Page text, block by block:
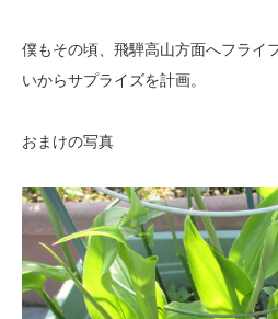
僕もその頃、飛騨高山方面へフライ
いからサプライズを計画。
おまけの写真